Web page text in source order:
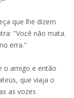
que lhe dizem
"Você não mata.
erra."
o amigo e então
que viaja o
as vozes